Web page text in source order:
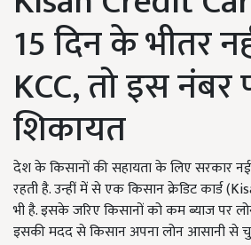
15 दिन के भीतर
KCC, तो इस
शिकायत
देश के किसानों की सहायता के लिए सरकार
रहती है. उन्हीं में से एक किसान क्रेडिट कार्ड
भी है. इसके जरिए किसानों को कम ब्याज पर
इसकी मदद से किसान अपना लोन आसानी से